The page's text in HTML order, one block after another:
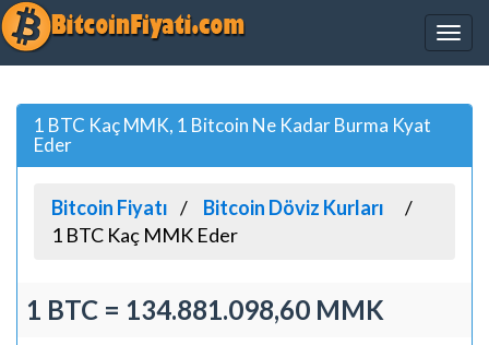
1 BTC Kaç MMK, 1 Bitcoin Ne Kadar Burma Kyat
Eder
Bitcoin Fiyatı
Bitcoin Döviz Kurları
1 BTC Kaç MMK Eder
1 BTC = 134.881.098,60 MMK